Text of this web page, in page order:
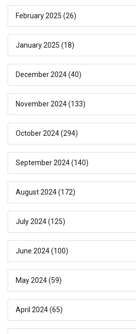
February 2025 (26)
January 2025 (18)
December 2024(40)
November 2024(133)
October 2024(294)
September 2024(140)
August 2024(172)
July 2024(125)
June 2024(100)
May 2024(59)
April 2024(65)